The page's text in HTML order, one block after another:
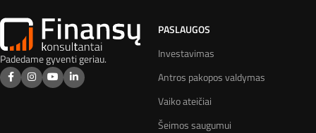
Padedame gyventi geriau.
PASLAUGOS
Investavimas
Antros pakopos valdymas
Vaiko ateičiai
Šeimos saugumui